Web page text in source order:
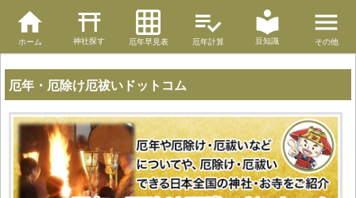
ホーム 神社探す 厄年早見表 厄年計算 豆知識 その他
厄年・厄除け厄祓いドットコム